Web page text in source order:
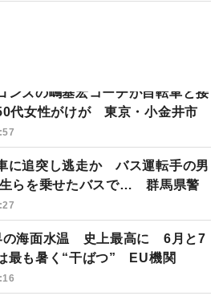
ンズの嶋基宏コーチが自転車と接
代女性がけが 東京・小金井市
に追突し逃走か バス運転手の男
らを乗せたバスで… 群馬県警
の海面水温 史上最高に 6月と7
最も暑く“干ばつ” EU機関